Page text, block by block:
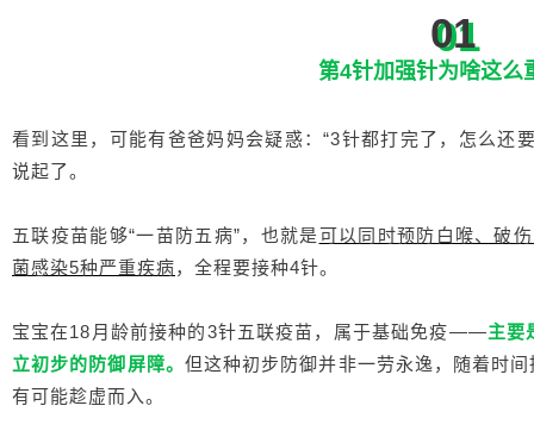
01
第4针加强针为啥这么
看到这里，可能有爸爸妈妈会疑惑：“3针都打完了，怎么还
说起了。
五联疫苗能够“一苗防五病”，也就是可以同时预防白喉、破
菌感染5种严重疾病，全程要接种4针。
宝宝在18月龄前接种的3针五联疫苗，属于基础免疫——主要
立初步的防御屏障。 但这种初步防御并非一劳永逸，随着时
有可能趁虚而入。